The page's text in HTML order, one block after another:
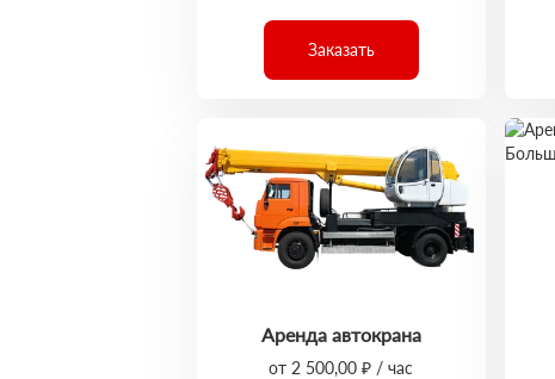
Заказать
Аренда автокрана
от 2 500,00 ₽ / час